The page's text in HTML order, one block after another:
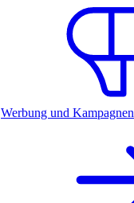
Werbung und Kampagnen